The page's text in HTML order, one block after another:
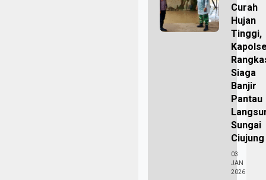
Curah
Hujan
Tinggi,
Siaga
Banjir
Pantau
Sungai
Ciujung
03
JAN
2026